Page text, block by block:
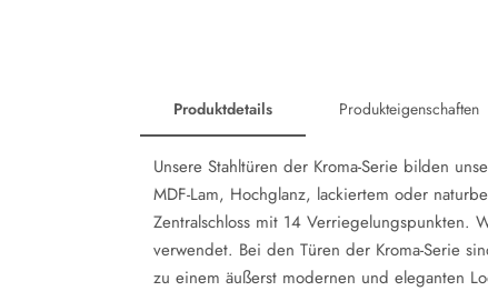
Produktdetails Produkteigenschaften
Unsere Stahltüren der Kroma-Serie bilden
MDF-Lam, Hochglanz, lackiertem oder
Zentralschloss mit 14 Verriegelungspunkten.
verwendet. Bei den Türen der Kroma-Serie
zu einem äußerst modernen und eleganten